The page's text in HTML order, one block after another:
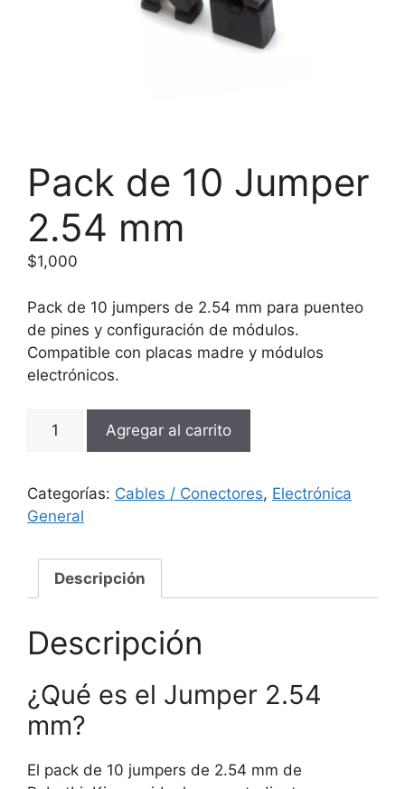
Pack de 10 Jumper
2.54 mm
$1,000
Pack de 10 jumpers de 2.54 mm para puenteo
de pines y configuración de módulos.
Compatible con placas madre y módulos
electrónicos.
Pack
Jumper
2.54
cantidad
Agregar al carrito
Categorías: Cables / Conectores, Electrónica
General
Descripción
Descripción
¿Qué es el Jumper 2.54
mm?
El pack de 10 jumpers de 2.54 mm de